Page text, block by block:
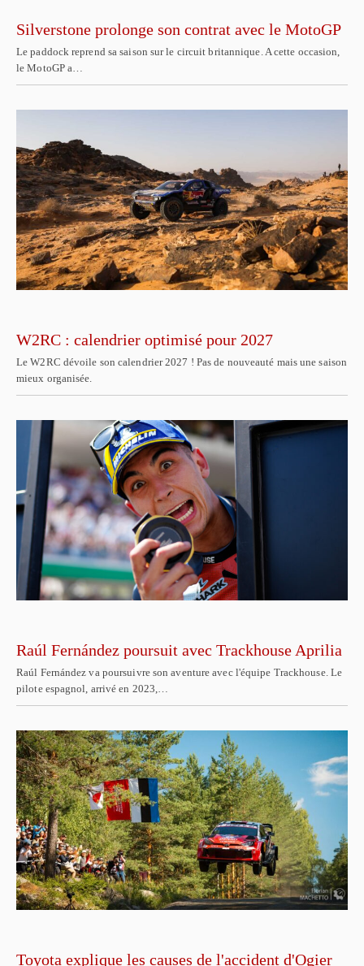
Silverstone prolonge son contrat avec le MotoGP
Le paddock reprend sa saison sur le circuit britannique. A cette occasion,
le MotoGP a…
W2RC : calendrier optimisé pour 2027
Le W2RC dévoile son calendrier 2027 ! Pas de nouveauté mais une saison
mieux organisée.
Raúl Fernández poursuit avec Trackhouse Aprilia
Raúl Fernández va poursuivre son aventure avec l'équipe Trackhouse. Le
pilote espagnol, arrivé en 2023,…
Toyota explique les causes de l'accident d'Ogier